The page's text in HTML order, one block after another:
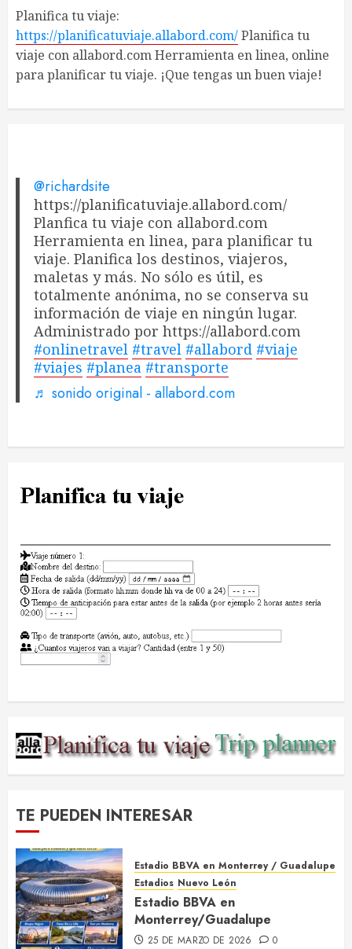
Planifica tu viaje:
https://planificatuviaje.allabord.com/Planifica tu
viaje con allabord.com Herramienta en linea, online
para planificar tu viaje. ¡Que tengas un buen viaje!
@richardsite
https://planificatuviaje.allabord.com/
Planfica tu viaje con allabord.com
Herramienta en linea, para planificar tu
viaje. Planifica los destinos, viajeros,
maletas y más. No sólo es útil, es
totalmente anónima, no se conserva su
información de viaje en ningún lugar.
Administrado por https://allabord.com
#onlinetravel #travel #allabord #viaje
#viajes #planea #transporte
♬ sonido original - allabord.com
TE PUEDEN INTERESAR
Estadio BBVA en Monterrey / Guadalupe
Estadios Nuevo León
Estadio BBVA en
Monterrey/Guadalupe
25 DE MARZO DE 2026 0